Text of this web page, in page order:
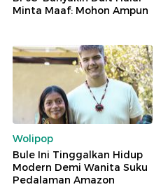
Minta Maaf: Mohon Ampun
Wolipop
Bule Ini Tinggalkan Hidup
Modern Demi Wanita Suku
Pedalaman Amazon